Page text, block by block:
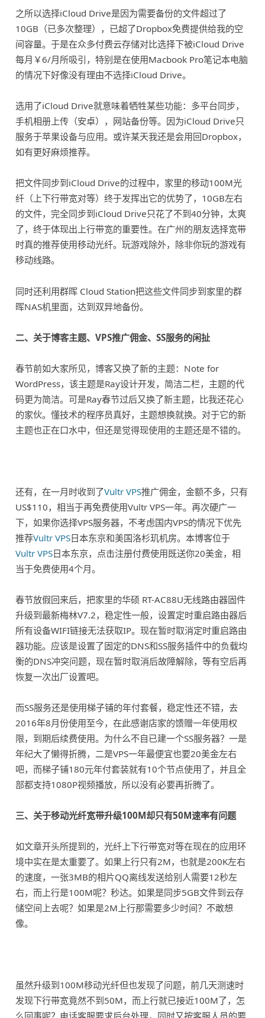
之所以选择iCloud Drive是因为需要备份的文件超过了
10GB（已多次整理），已超了Dropbox免费提供给我的空
间容量。于是在众多付费云存储对比选择下被iCloud Drive
每月￥6/月所吸引，特别是在使用Macbook Pro笔记本电脑
的情况下好像没有理由不选择iCloud Drive。
选用了iCloud Drive就意味着牺牲某些功能：多平台同步，
手机相册上传（安卓），网站备份等。因为iCloud Drive只
服务于苹果设备与应用。或许某天我还是会用回Dropbox，
如有更好麻烦推荐。
把文件同步到iCloud Drive的过程中，家里的移动100M光
纤（上下行带宽对等）终于发挥出它的优势了，10GB左右
的文件，完全同步到iCloud Drive只花了不到40分钟，太爽
了，终于体现出上行带宽的重要性。在广州的朋友选择宽带
时真的推荐使用移动光纤。玩游戏除外，除非你玩的游戏有
移动线路。
同时还利用群晖 Cloud Station把这些文件同步到家里的群
晖NAS机里面，达到双异地备份。
二、关于博客主题、VPS推广佣金、SS服务的闲扯
春节前如大家所见，博客又换了新的主题：Note for
WordPress，该主题是Ray设计开发，简洁二栏，主题的代
码更为简洁。可是Ray春节过后又换了新主题，比我还花心
的家伙。懂技术的程序员真好，主题想换就换。对于它的新
主题也正在口水中，但还是觉得现使用的主题还是不错的。
还有，在一月时收到了Vultr VPS推广佣金，金额不多，只有
US$110，相当于再免费使用Vultr VPS一年。再次硬广一
下，如果你选择VPS服务器，不考虑国内VPS的情况下优先
推荐Vultr VPS日本东京和美国洛杉玑机房。本博客位于
Vultr VPS日本东京，点击注册付费使用既送你20美金，相
当于免费使用4个月。
春节放假回来后，把家里的华硕 RT-AC88U无线路由器固件
升级到最新梅林V7.2，稳定性一般，设置定时重启路由器后
所有设备WIFI链接无法获取IP。现在暂时取消定时重启路由
器功能。应该是设置了固定的DNS和SS服务插件中的负载均
衡的DNS冲突问题，现在暂时取消后故障解除，等有空后再
恢复一次出厂设置吧。
而SS服务还是使用梯子铺的年付套餐，稳定性还不错，去
2016年8月份使用至今，在此感谢店家的馈赠一年使用权
限，到期后续费使用。为什么不自已建一个SS服务器？一是
年纪大了懒得折腾，二是VPS一年最便宜也要20美金左右
吧，而梯子铺180元年付套装就有10个节点使用了，并且全
部都支持1080P视频播放，所以没有必要再折腾了。
三、关于移动光纤宽带升级100M却只有50M速率有问题
如文章开头所提到的，光纤上下行带宽对等在现在的应用环
境中实在是太重要了。如果上行只有2M，也就是200K左右
的速度，一张3MB的相片QQ离线发送给别人需要12秒左
右，而上行是100M呢？秒达。如果是同步5GB文件到云存
储空间上去呢？如果是2M上行那需要多少时间？不敢想
像。
虽然升级到100M移动光纤但也发现了问题，前几天测速时
发现下行带宽竟然不到50M，而上行就已接近100M了，怎
么回事呢？电话客服要求后台处理，同时又按客服人员的要